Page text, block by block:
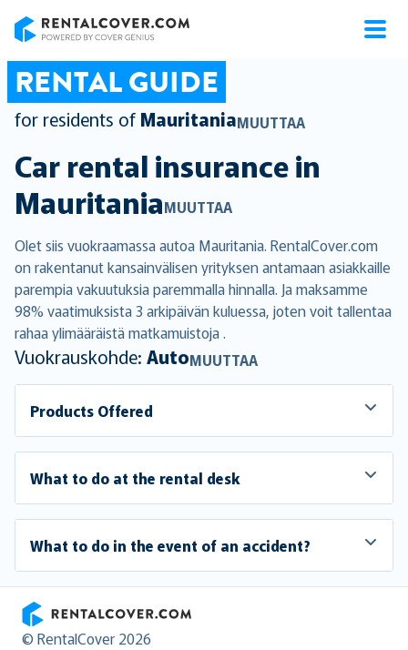
RENTAL GUIDE
for residents of MauritaniaMUUTTAA
Car rental insurance in
MauritaniaMUUTTAA
Olet siis vuokraamassa autoa Mauritania. RentalCover.com
on rakentanut kansainvälisen yrityksen antamaan asiakkaille
parempia vakuutuksia paremmalla hinnalla. Ja maksamme
98% vaatimuksista 3 arkipäivän kuluessa, joten voit tallentaa
rahaa ylimääräistä matkamuistoja .
Vuokrauskohde: AutoMUUTTAA
Products Offered
What to do at the rental desk
What to do in the event of an accident?
RentalCover
© RentalCover 2026